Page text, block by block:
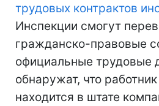
трудовых контрактов
Инспекции смогут
гражданско-правовые
официальные трудовые
обнаружат, что
находится в штате